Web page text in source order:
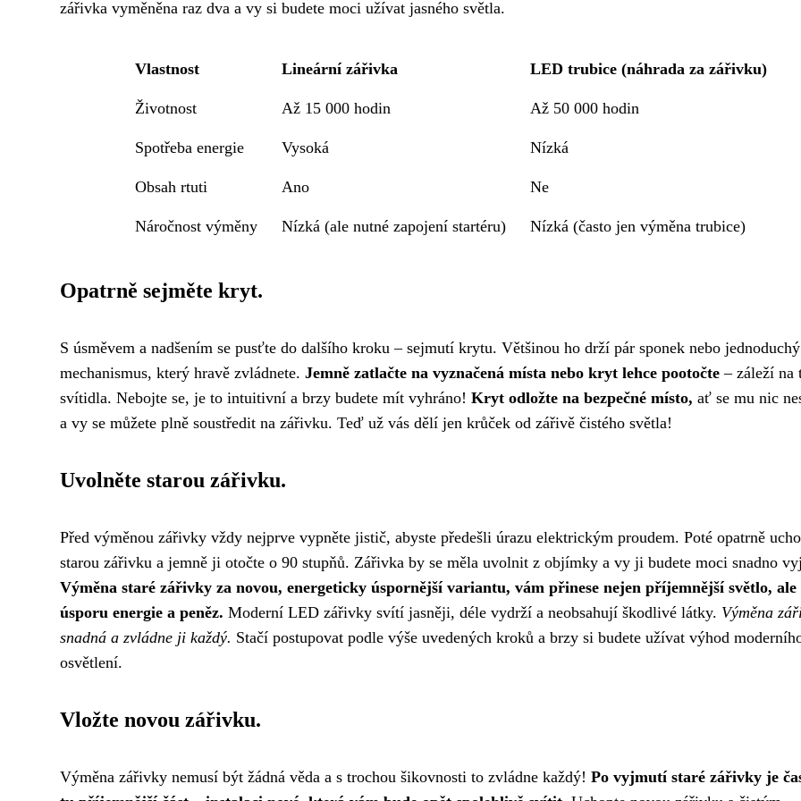
zářivka vyměněna raz dva a vy si budete moci užívat jasného světla.
Vlastnost Lineární zářivka LED trubice (náhrada za zářivku)
Životnost Až 15 000 hodin Až 50 000 hodin
Spotřeba energie Vysoká Nízká
Obsah rtuti Ano Ne
Náročnost výměny Nízká (ale nutné zapojení startéru) Nízká (často jen výměna trubice)
Opatrně sejměte kryt.
S úsměvem a nadšením se pusťte do dalšího kroku – sejmutí krytu. Většinou ho drží pár sponek nebo jednoduchý
mechanismus, který hravě zvládnete. Jemně zatlačte na vyznačená místa nebo kryt lehce pootočte – záleží na
svítidla. Nebojte se, je to intuitivní a brzy budete mít vyhráno! Kryt odložte na bezpečné místo, ať se mu nic
a vy se můžete plně soustředit na zářivku. Teď už vás dělí jen krůček od zářivě čistého světla!
Uvolněte starou zářivku.
Před výměnou zářivky vždy nejprve vypněte jistič, abyste předešli úrazu elektrickým proudem. Poté opatrně
starou zářivku a jemně ji otočte o 90 stupňů. Zářivka by se měla uvolnit z objímky a vy ji budete moci snadno
Výměna staré zářivky za novou, energeticky úspornější variantu, vám přinese nejen příjemnější světlo, ale
úsporu energie a peněz. Moderní LED zářivky svítí jasněji, déle vydrží a neobsahují škodlivé látky. Výměna
snadná a zvládne ji každý. Stačí postupovat podle výše uvedených kroků a brzy si budete užívat výhod
osvětlení.
Vložte novou zářivku.
Výměna zářivky nemusí být žádná věda a s trochou šikovnosti to zvládne každý! Po vyjmutí staré zářivky je